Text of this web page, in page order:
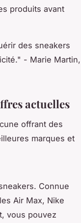
produits avant
des sneakers
- Marie Martin,
actuelles
offrant des
marques et
Connue
Air Max, Nike
vous pouvez